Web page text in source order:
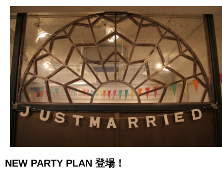
READ MORE
NEW PARTY PLAN 登場！